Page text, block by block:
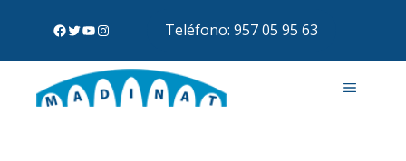
Teléfono: 957 05 95 63